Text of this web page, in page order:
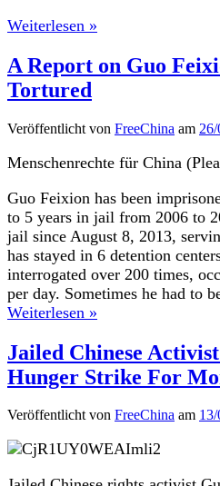
Weiterlesen »
A Report on Guo
Tortured
Veröffentlicht von FreeChina am
Menschenrechte für China
Guo Feixion has been
to 5 years in jail from 2006 to
jail since August 8, 2013,
has stayed in 6 detention
interrogated over 200 times,
per day. Sometimes he had to
Weiterlesen »
Jailed Chinese
Hunger Strike For
Veröffentlicht von FreeChina am